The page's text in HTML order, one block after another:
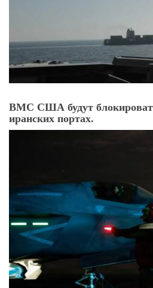
США захватили иранское
обещает отомстить.
ВМС США будут
иранских портах.